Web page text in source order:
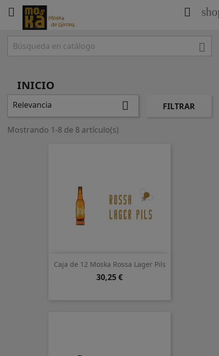
 

INICIO
Relevancia  FILTRAR
Mostrando 1-8 de 8 artículo(s)
Caja de 12 Moska Rossa Lager Pils
Precio
30,25 €